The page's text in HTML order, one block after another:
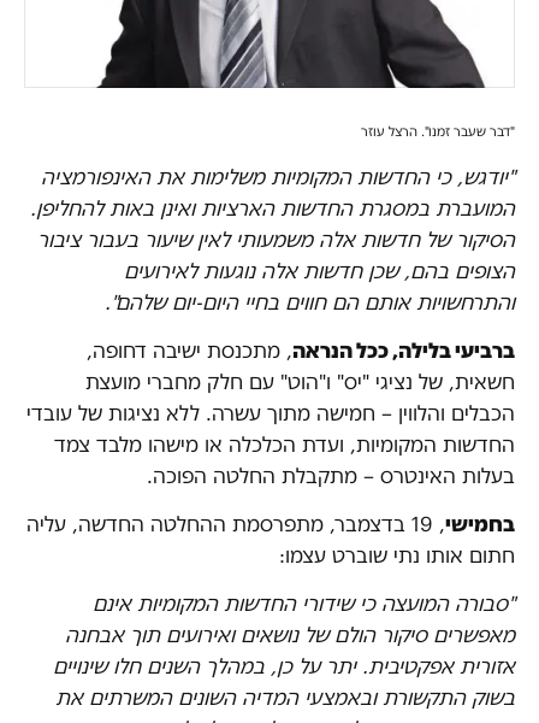
"דבר שעבר זמנו". הרצל עוזר
"יודגש, כי החדשות המקומיות משלימות את האינפורמציה
המועברת במסגרת החדשות הארציות ואינן באות להחליפן.
הסיקור של חדשות אלה משמעותי לאין שיעור בעבור ציבור
הצופים בהם, שכן חדשות אלה נוגעות לאירועים
והתרחשויות אותם הם חווים בחיי היום-יום שלהם".
ברביעי בלילה, ככל הנראה, מתכנסת ישיבה דחופה,
חשאית, של נציגי "יס" ו"הוט" עם חלק מחברי מועצת
הכבלים והלווין – חמישה מתוך עשרה. ללא נציגות של עובדי
החדשות המקומיות, ועדת הכלכלה או מישהו מלבד צמד
בעלות האינטרס – מתקבלת החלטה הפוכה.
בחמישי
, 19 בדצמבר, מתפרסמת ההחלטה החדשה, עליה
חתום אותו נתי שוברט עצמו:
"סבורה המועצה כי שידורי החדשות המקומיות אינם
מאפשרים סיקור הולם של נושאים ואירועים תוך אבחנה
אזורית אפקטיבית. יתר על כן, במהלך השנים חלו שינויים
בשוק התקשורת ובאמצעי המדיה השונים המשרתים את